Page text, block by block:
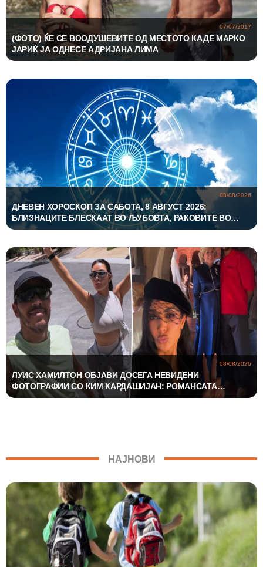
(ФОТО) ЌЕ СЕ ВООДУШЕВИТЕ ОД МЕСТОТО КАДЕ МАРКО
ЈАРИЌ ЈА ОДНЕСЕ АДРИЈАНА ЛИМА
07/07/2017
ДНЕВЕН ХОРОСКОП ЗА САБОТА, 8 АВГУСТ 2026:
БЛИЗНАЦИТЕ БЛЕСКААТ ВО ЉУБОВТА, РАКОВИТЕ ВО
КАРИЕРАТА, А ВАГИТЕ ИМААТ ОДЛИЧЕН ДЕН ЗА
08/08/2026
ЛУИС ХАМИЛТОН ОБЈАВИ ДОСЕГА НЕВИДЕНИ
ФОТОГРАФИИ СО КИМ КАРДАШИЈАН: РОМАНСАТА
СТАНУВА СÈ ПОСЕРИОЗНА
08/08/2026
НАЈНОВИ